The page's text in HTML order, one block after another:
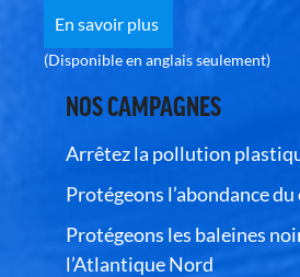
En savoir plus
(Disponible en anglais seulement)
NOS CAMPAGNES
Arrêtez la pollution
Protégeons l’abondance du
Protégeons les baleines
l’Atlantique Nord